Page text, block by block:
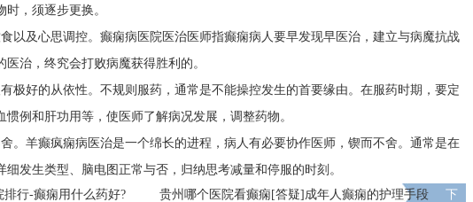
，须逐步更换。
以及心思调控。癫痫病医院医治医师指癫痫病人要早发现早医治，建立与病魔抗战
治，终究会打败病魔获得胜利的。
极好的从依性。不规则服药，通常是不能操控发生的首要缘由。在服药时期，要定
例和肝功用等，使医师了解病况发展，调整药物。
。羊癫疯痫病医治是一个绵长的进程，病人有必要协作医师，锲而不舍。通常是在
细发生类型、脑电图正常与否，归纳思考减量和停服的时刻。
行-癫痫用什么药好? 贵州哪个医院看癫痫[答疑]成年人癫痫的护理手段
下